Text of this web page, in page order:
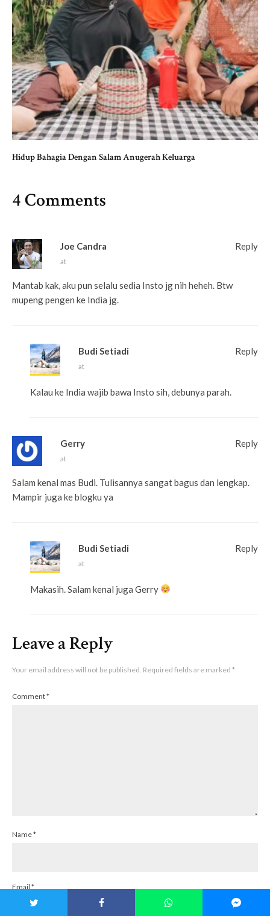
Hidup Bahagia Dengan Salam Anugerah Keluarga
4 Comments
Joe Candra
at
Mantab kak, aku pun selalu sedia Insto jg nih heheh. Btw
mupeng pengen ke India jg.
Reply
Budi Setiadi
at
Kalau ke India wajib bawa Insto sih, debunya parah.
Reply
Gerry
at
Salam kenal mas Budi. Tulisannya sangat bagus dan lengkap.
Mampir juga ke blogku ya
Reply
Budi Setiadi
at
Makasih. Salam kenal juga Gerry
Reply
Leave a Reply
Your email address will not be published. Required fields are marked *
Comment*
Name*
Email *